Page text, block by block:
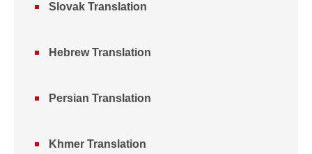
Slovak Translation
Hebrew Translation
Persian Translation
Khmer Translation